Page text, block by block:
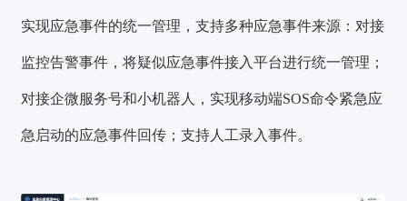
实现应急事件的统一管理，支持多种应急事件来源：对接
监控告警事件，将疑似应急事件接入平台进行统一管理；
对接企微服务号和小机器人，实现移动端SOS命令紧急应
急启动的应急事件回传；支持人工录入事件。